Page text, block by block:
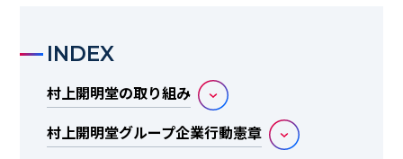
INDEX
村上開明堂の取り組み
村上開明堂グループ企業行動憲章